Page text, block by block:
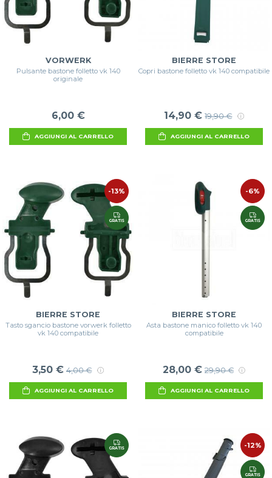
VORWERK
Pulsante bastone folletto vk 140
originale
6,00 €
AGGIUNGI AL CARRELLO
BIERRE STORE
Copri bastone folletto vk 140 compatibile
14,90 € 19,90 €
AGGIUNGI AL CARRELLO
-13%
GRATIS
BIERRE STORE
Tasto sgancio bastone vorwerk folletto
vk 140 compatibile
3,50 € 4,00 €
AGGIUNGI AL CARRELLO
-6%
GRATIS
BIERRE STORE
Asta bastone manico folletto vk 140
compatibile
28,00 € 29,90 €
AGGIUNGI AL CARRELLO
GRATIS -12%
GRATIS